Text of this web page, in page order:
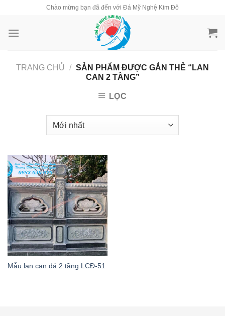
content
Chào mừng bạn đã đến với Đá Mỹ Nghệ Kim Đô
TRANG CHỦ / SẢN PHẨM ĐƯỢC GẮN THẺ “LAN
CAN 2 TẦNG”
LỌC
Mẫu lan can đá 2 tầng LCĐ-51